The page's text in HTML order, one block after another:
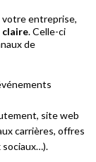
votre entreprise,
. Celle-ci
de
site web
carrières, offres
sociaux…).